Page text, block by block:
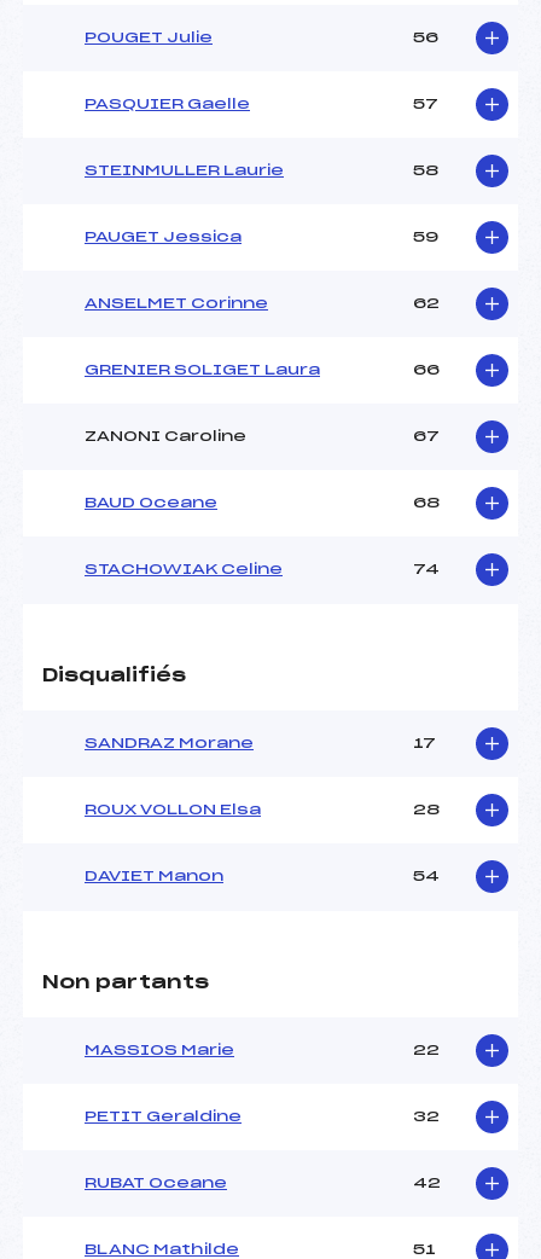
POUGET Julie 56
PASQUIER Gaelle 57
STEINMULLER Laurie 58
PAUGET Jessica 59
ANSELMET Corinne 62
GRENIER SOLIGET Laura 66
ZANONI Caroline 67
BAUD Oceane 68
STACHOWIAK Celine 74
Disqualifiés
SANDRAZ Morane 17
ROUX VOLLON Elsa 28
DAVIET Manon 54
Non partants
MASSIOS Marie 22
PETIT Geraldine 32
RUBAT Oceane 42
BLANC Mathilde 51